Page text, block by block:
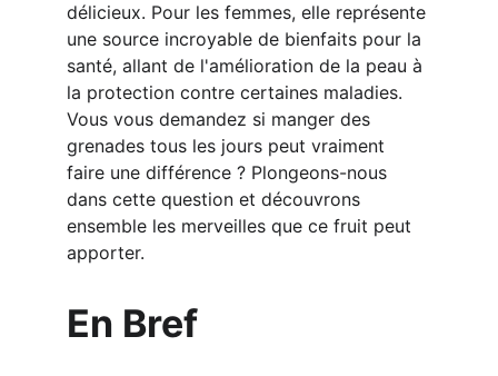
délicieux. Pour les femmes, elle représente
une source incroyable de bienfaits pour la
santé, allant de l'amélioration de la peau à
la protection contre certaines maladies.
Vous vous demandez si manger des
grenades tous les jours peut vraiment
faire une différence ? Plongeons-nous
dans cette question et découvrons
ensemble les merveilles que ce fruit peut
apporter.
En Bref